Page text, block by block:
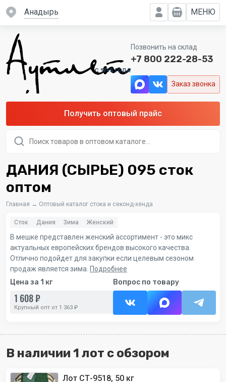
Анадырь МЕНЮ
C 1995 ГОДА
Позвонить на склад
+7 800 222-28-53
Заказ звонка
Получить оптовый прайс
товаров
ДАНИЯ (СЫРЬЕ) 095 сток
оптом
Главная → Оптовый каталог стока и секонд-хенда
Сток Дания Зима Женский
В мешке представлен женский ассортимент - это микс
актуальных европейских брендов высокого качества.
Отлично подойдет для закупки если целевым сезоном
продаж является зима. Подробнее
Цена за 1 кг
1 608 ₽
Крупный опт от 1 363 ₽
Вопрос по товару
В наличии 1 лот с обзором
Лот СТ-9518, 50 кг